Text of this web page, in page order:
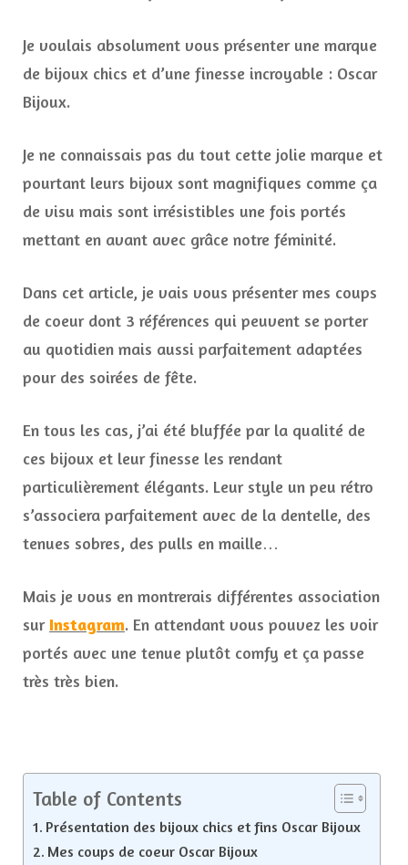
et
fins
Chic
Je voulais absolument vous présenter une marque
de bijoux chics et d’une finesse incroyable : Oscar
Bijoux.
Je ne connaissais pas du tout cette jolie marque et
pourtant leurs bijoux sont magnifiques comme ça
de visu mais sont irrésistibles une fois portés
mettant en avant avec grâce notre féminité.
Dans cet article, je vais vous présenter mes coups
de coeur dont 3 références qui peuvent se porter
au quotidien mais aussi parfaitement adaptées
pour des soirées de fête.
En tous les cas, j’ai été bluffée par la qualité de
ces bijoux et leur finesse les rendant
particulièrement élégants. Leur style un peu rétro
s’associera parfaitement avec de la dentelle, des
tenues sobres, des pulls en maille…
Mais je vous en montrerais différentes association
sur Instagram. En attendant vous pouvez les voir
portés avec une tenue plutôt comfy et ça passe
très très bien.
Table of Contents
Présentation des bijoux chics et fins Oscar Bijoux
Mes coups de coeur Oscar Bijoux